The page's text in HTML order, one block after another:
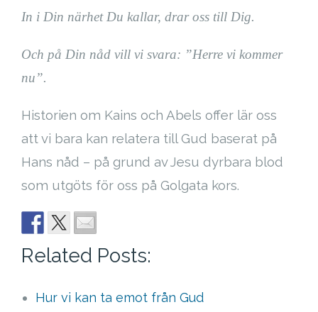
In i Din närhet Du kallar, drar oss till Dig.
Och på Din nåd vill vi svara: ”Herre vi kommer
nu”.
Historien om Kains och Abels offer lär oss
att vi bara kan relatera till Gud baserat på
Hans nåd – på grund av Jesu dyrbara blod
som utgöts för oss på Golgata kors.
Related Posts:
Hur vi kan ta emot från Gud